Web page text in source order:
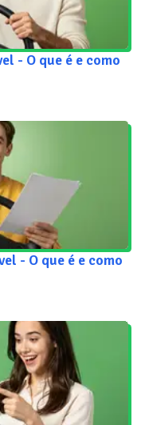
- O que é e como
- O que é e como